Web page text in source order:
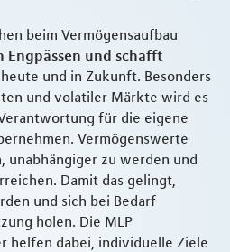
beim Vermögensaufbau
und schafft
und in Zukunft. Besonders
und volatiler Märkte wird es
für die eigene
Vermögenswerte
unabhängiger zu werden und
Damit das gelingt,
und sich bei Bedarf
holen. Die MLP
helfen dabei, individuelle Ziele